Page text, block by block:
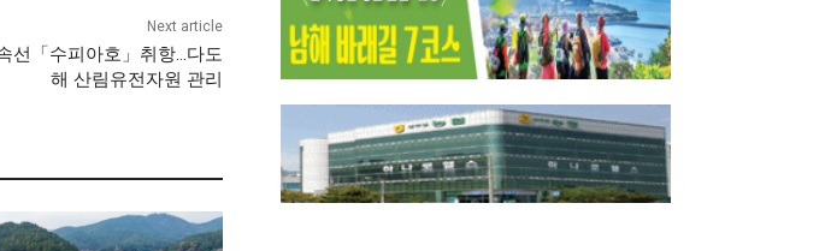
Next article
선「수피아호」취항…다도
해 산림유전자원 관리